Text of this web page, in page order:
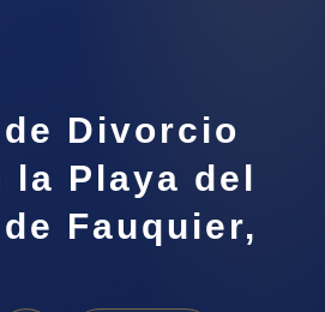
Divorcio
Playa del
Fauquier,